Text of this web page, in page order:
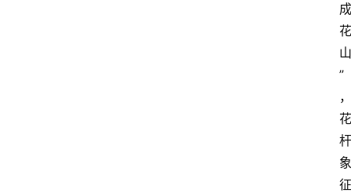
成
花
山
”
，
花
杆
象
征